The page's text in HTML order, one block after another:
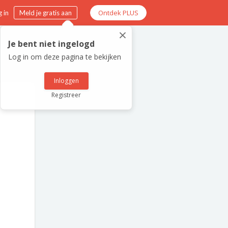
in Meld je gratis aan Ontdek PLUS
×
Je bent niet ingelogd
Log in om deze pagina te bekijken
Inloggen
Registreer